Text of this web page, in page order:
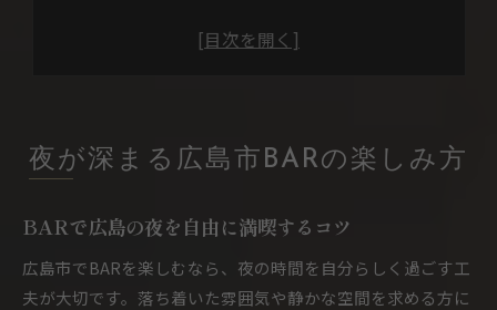
広島のBARで出会うナイトライフの楽しみ
朝まで過ごせるBARの魅力を解説
広島市BARで味わう深夜のくつろぎ方
BARでの朝までの滞在を快適に楽しむ方法
BARならではの静寂と賑わいを朝まで堪能
夜が深まる広島市BARの楽しみ方
BARで広島の夜を自由に満喫するコツ
広島市でBARを楽しむなら、夜の時間を自分らしく過ごす工
夫が大切です。落ち着いた雰囲気や静かな空間を求める方に